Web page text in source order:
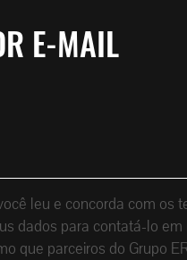
E-MAIL
leu e concorda com
dados para contatá-lo
que parceiros do Grupo